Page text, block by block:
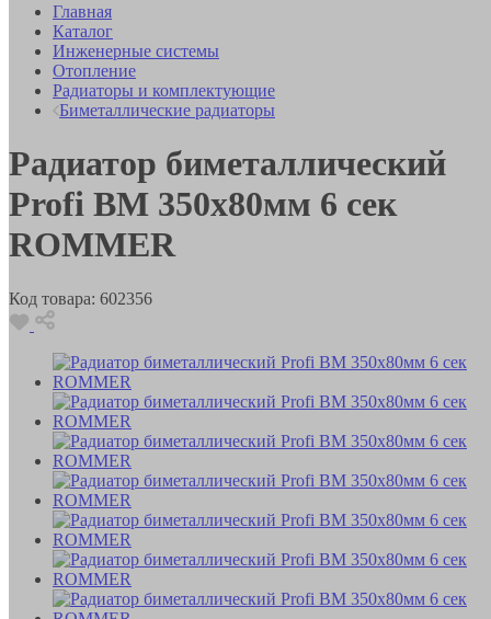
Главная
Каталог
Инженерные системы
Отопление
Радиаторы и комплектующие
Биметаллические радиаторы
Радиатор биметаллический
Profi BM 350х80мм 6 сек
ROMMER
Код товара: 602356